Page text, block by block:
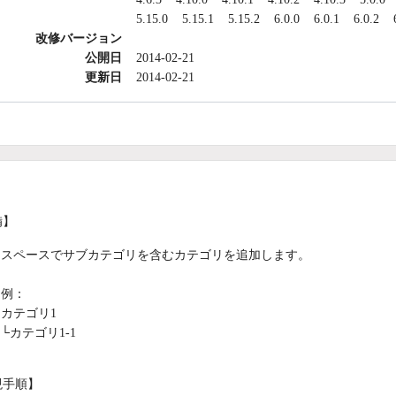
5.15.0
5.15.1 5.15.2 6.0.0 6.0.1 6.0.2
改修バージョン
公開日
2014-02-21
更新日
2014-02-21
スペースでサブカテゴリを含むカテゴリを追加します。
例：
カテゴリ1
└カテゴリ1-1
手順】